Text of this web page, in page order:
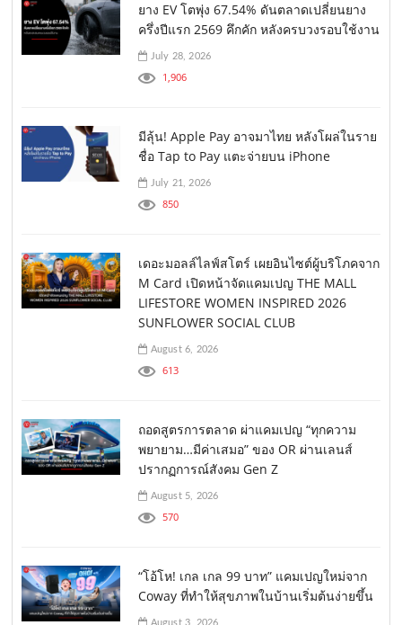
ยาง EV โตพุ่ง 67.54% ดันตลาดเปลี่ยนยาง
ครึ่งปีแรก 2569 คึกคัก หลังครบวงรอบใช้งาน
July 28, 2026
1,906
มีลุ้น! Apple Pay อาจมาไทย หลังโผล่ในราย
ชื่อ Tap to Pay แตะจ่ายบน iPhone
July 21, 2026
850
เดอะมอลล์ไลฟ์สโตร์ เผยอินไซต์ผู้บริโภคจาก
M Card เปิดหน้าจัดแคมเปญ THE MALL
LIFESTORE WOMEN INSPIRED 2026
SUNFLOWER SOCIAL CLUB
August 6, 2026
613
ถอดสูตรการตลาด ผ่าแคมเปญ “ทุกความ
พยายาม…มีค่าเสมอ” ของ OR ผ่านเลนส์
ปรากฏการณ์สังคม Gen Z
August 5, 2026
570
“โอ้โห! เกล เกล 99 บาท” แคมเปญใหม่จาก
Coway ที่ทำให้สุขภาพในบ้านเริ่มต้นง่ายขึ้น